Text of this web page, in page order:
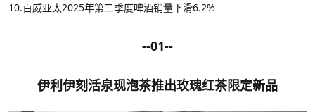
10.百威亚太2025年第二季度啤酒销量下滑6.2%
--01--
伊利伊刻活泉现泡茶推出玫瑰红茶限定新品